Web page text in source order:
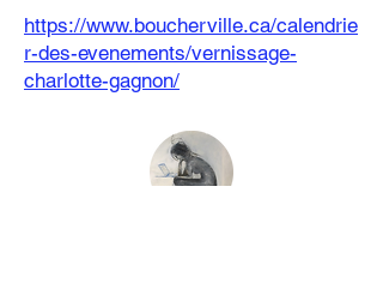
https://www.boucherville.ca/calendrie
r-des-evenements/vernissage-
charlotte-gagnon/